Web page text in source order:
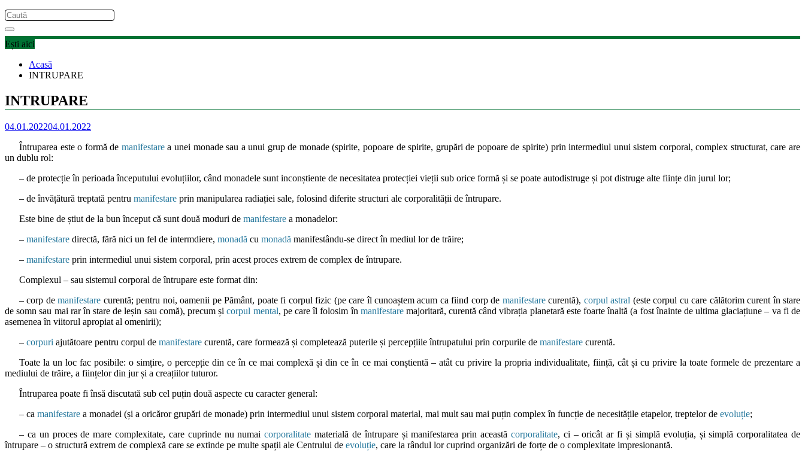
Ești aici
Acasă
INTRUPARE
INTRUPARE
04.01.202204.01.2022
Întruparea este o formă de manifestarea unei monade sau a unui grup de monade (spirite, popoare de spirite, grupări de popoare de spirite) prin intermediul unui sistem corporal, complex structurat, care are
un dublu rol:
– de protecție în perioada începutului evoluțiilor, când monadele sunt inconștiente de necesitatea protecției vieții sub orice formă și se poate autodistruge și pot distruge alte ființe din jurul lor;
– de învățătură treptată pentru manifestare prin manipularea radiației sale, folosind diferite structuri ale corporalității de întrupare.
Este bine de știut de la bun început că sunt două moduri de manifestare a monadelor:
– manifestare directă, fără nici un fel de intermdiere, monadă cu monadă manifestându-se direct în mediul lor de trăire;
– manifestare prin intermediul unui sistem corporal, prin acest proces extrem de complex de întrupare.
Complexul – sau sistemul corporal de întrupare este format din:
– corp demanifestare curentă; pentru noi, oamenii pe Pământ, poate fi corpul fizic (pe care îl cunoaștem acum ca fiind corp de manifestarecurentă), corpul astral (este corpul cu care călătorim curent în stare
de somn sau mai rar în stare de leșin sau comă), precum șicorpul mental, pe care îl folosim în manifestaremajoritară, curentă când vibrația planetară este foarte înaltă (a fost înainte de ultima glaciațiune – va fi de
asemenea în viitorul apropiat al omenirii);
– corpuri ajutătoare pentru corpul de manifestare curentă, care formează și completează puterile și percepțiile întrupatului prin corpurile de manifestare curentă.
Toate la un loc fac posibile: o simțire, o percepție din ce în ce mai complexă și din ce în ce mai conștientă – atât cu privire la propria individualitate, ființă, cât și cu privire la toate formele de prezentare a
mediului de trăire, a ființelor din jur și a creațiilor tuturor.
Întruparea poate fi însă discutată sub cel puțin două aspecte cu caracter general:
– ca manifestare a monadei (și a oricăror grupări de monade) prin intermediul unui sistem corporal material, mai mult sau mai puțin complex în funcție de necesitățile etapelor, treptelor de evoluție;
– ca un proces de mare complexitate, care cuprinde nu numaicorporalitate materială de întrupare și manifestarea prin această corporalitate, ci – oricât ar fi și simplă evoluția, și simplă corporalitatea de
întrupare – o structură extrem de complexă care se extinde pe multe spații ale Centrului de evoluție, care la rândul lor cuprind organizări de forțe de o complexitate impresionantă.